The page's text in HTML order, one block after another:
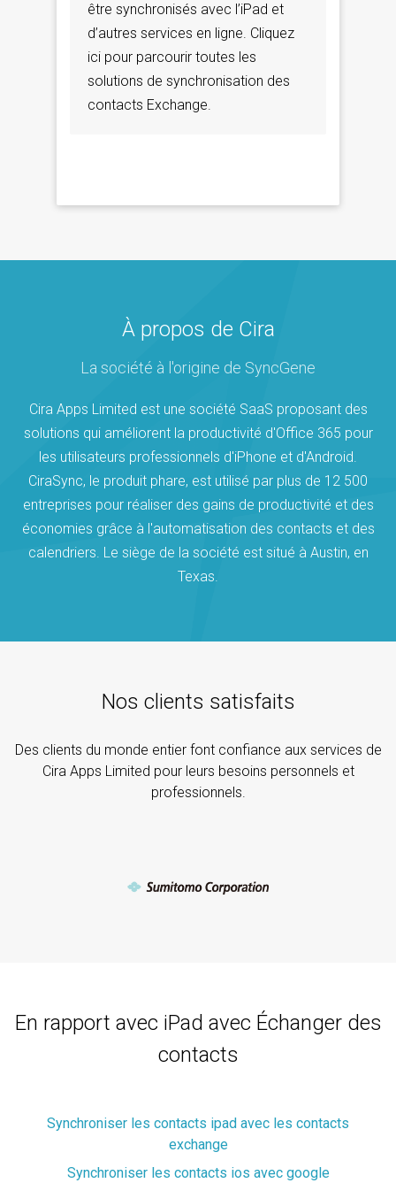
être synchronisés avec l’iPad et
d’autres services en ligne. Cliquez
ici pour parcourir toutes les
solutions de synchronisation des
contacts Exchange.
À propos de Cira
La société à l'origine de SyncGene
Cira Apps Limited est une société SaaS proposant des
solutions qui améliorent la productivité d'Office 365 pour
les utilisateurs professionnels d'iPhone et d'Android.
CiraSync, le produit phare, est utilisé par plus de 12 500
entreprises pour réaliser des gains de productivité et des
économies grâce à l'automatisation des contacts et des
calendriers. Le siège de la société est situé à Austin, en
Texas.
Nos clients satisfaits
Des clients du monde entier font confiance aux services de
Cira Apps Limited pour leurs besoins personnels et
professionnels.
En rapport avec iPad avec Échanger des
contacts
Synchroniser les contacts ipad avec les contacts
exchange
Synchroniser les contacts ios avec google